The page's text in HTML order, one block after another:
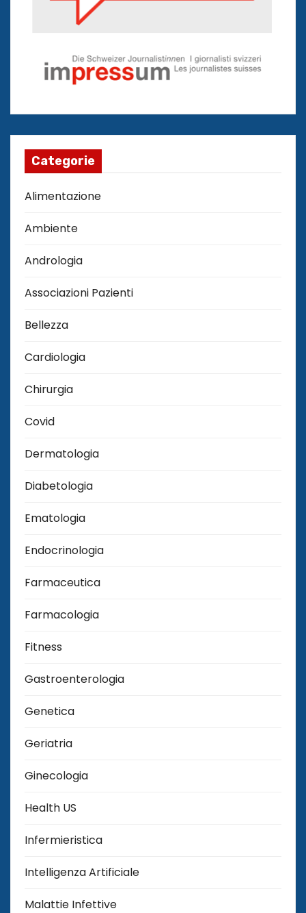
Categorie
Alimentazione
Ambiente
Andrologia
Associazioni Pazienti
Bellezza
Cardiologia
Chirurgia
Covid
Dermatologia
Diabetologia
Ematologia
Endocrinologia
Farmaceutica
Farmacologia
Fitness
Gastroenterologia
Genetica
Geriatria
Ginecologia
Health US
Infermieristica
Intelligenza Artificiale
Malattie Infettive